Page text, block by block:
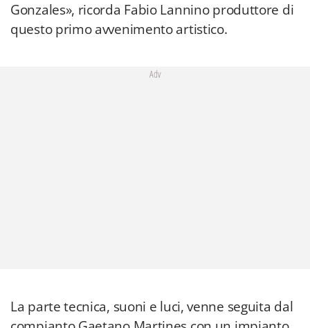
Gonzales», ricorda Fabio Lannino produttore di
questo primo avvenimento artistico.
Adv
La parte tecnica, suoni e luci, venne seguita dal